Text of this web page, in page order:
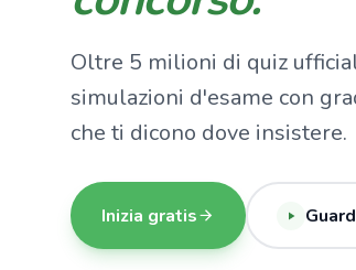
Oltre 5 milioni di quiz
simulazioni d'esame con
che ti dicono dove insistere.
Inizia gratis